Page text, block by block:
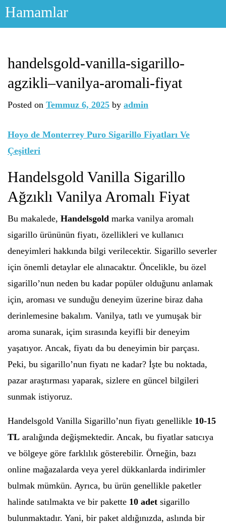
Skip
Hamamlar
handelsgold-vanilla-sigarillo-
agzikli–vanilya-aromali-fiyat
Posted on Temmuz 6, 2025 by admin
Hoyo de Monterrey Puro Sigarillo Fiyatları Ve
Çeşitleri
Handelsgold Vanilla Sigarillo
Ağzıklı Vanilya Aromalı Fiyat
Bu makalede, Handelsgold marka vanilya aromalı
sigarillo ürününün fiyatı, özellikleri ve kullanıcı
deneyimleri hakkında bilgi verilecektir. Sigarillo severler
için önemli detaylar ele alınacaktır. Öncelikle, bu özel
sigarillo’nun neden bu kadar popüler olduğunu anlamak
için, aroması ve sunduğu deneyim üzerine biraz daha
derinlemesine bakalım. Vanilya, tatlı ve yumuşak bir
aroma sunarak, içim sırasında keyifli bir deneyim
yaşatıyor. Ancak, fiyatı da bu deneyimin bir parçası.
Peki, bu sigarillo’nun fiyatı ne kadar? İşte bu noktada,
pazar araştırması yaparak, sizlere en güncel bilgileri
sunmak istiyoruz.
Handelsgold Vanilla Sigarillo’nun fiyatı genellikle 10-15
TL aralığında değişmektedir. Ancak, bu fiyatlar satıcıya
ve bölgeye göre farklılık gösterebilir. Örneğin, bazı
online mağazalarda veya yerel dükkanlarda indirimler
bulmak mümkün. Ayrıca, bu ürün genellikle paketler
halinde satılmakta ve bir pakette 10 adet sigarillo
bulunmaktadır. Yani, bir paket aldığınızda, aslında bir